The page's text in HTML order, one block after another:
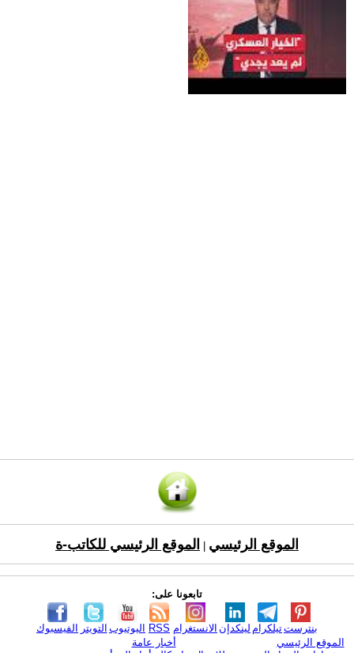
الموقع الرئيسي الموقع الرئيسي للكاتب-ة
تابعونا على:
الفيسبوك التويتر اليوتيوب RSS الانستغرام لينكدإن تيلكرامبنترست
الموقع الرئيسي
أخبار عامة